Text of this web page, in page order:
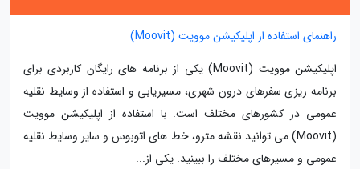
راهنمای استفاده از اپلیکیشن موویت (Moovit)
اپلیکیشن موویت (Moovit) یکی از برنامه های رایگان کاربردی برای
برنامه ریزی سفرهای درون شهری، مسیریابی و استفاده از وسایط نقلیه
عمومی در کشورهای مختلف است. با استفاده از اپلیکیشن موویت
(Moovit) می توانید نقشه مترو، خط های اتوبوس و سایر وسایط نقلیه
عمومی و مسیرهای مختلف را ببینید. یکی از...